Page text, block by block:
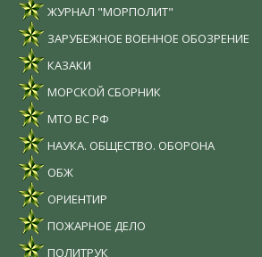
ЖУРНАЛ "МОРПОЛИТ"
ЗАРУБЕЖНОЕ ВОЕННОЕ ОБОЗРЕНИЕ
КАЗАКИ
МОРСКОЙ СБОРНИК
МТО ВС РФ
НАУКА. ОБЩЕСТВО. ОБОРОНА
ОБЖ
ОРИЕНТИР
ПОЖАРНОЕ ДЕЛО
ПОЛИТРУК